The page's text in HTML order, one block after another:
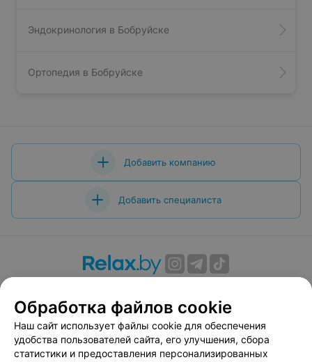
Эндокринология в Бобруйске
Ортопедия в Бобруйске
Добавить компанию
Добавить специалиста
Вакансии
Публичный договор
Способы оплаты
Публичный договор по использованию сервиса
«Афиша»
Пользовательское соглашение
Обработка файлов cookie
Наш сайт использует файлы cookie для обеспечения
удобства пользователей сайта, его улучшения, сбора
статистики и предоставления персонализированных